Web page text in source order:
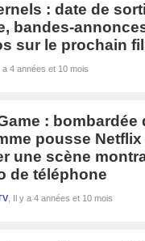
: date de
bandes-
sur le prochain
a 4 années et 10 mois
: bombardée
pousse Netflix
une scène
de téléphone
Il y a 4 années et 10 mois